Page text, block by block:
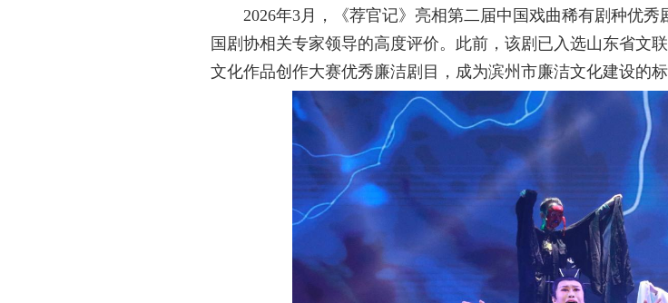
2026年3月，《荐官记》亮相第二届中国戏曲稀有剧种优
国剧协相关专家领导的高度评价。此前，该剧已入选山东省文
文化作品创作大赛优秀廉洁剧目，成为滨州市廉洁文化建设的标